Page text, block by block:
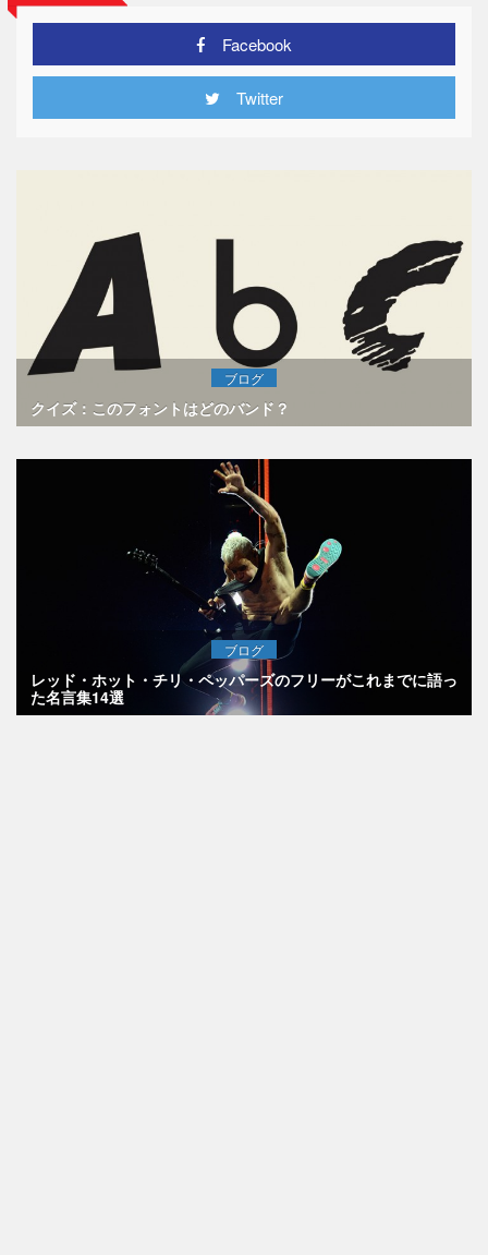
Facebook
Twitter
ブログ
クイズ：このフォントはどのバンド？
ブログ
レッド・ホット・チリ・ペッパーズのフリーがこれまでに語っ
た名言集14選